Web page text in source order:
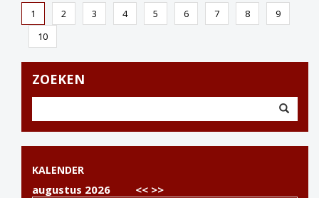
1 2 3 4 5 6 7 8
9
10
ZOEKEN
KALENDER
augustus 2026 << >>